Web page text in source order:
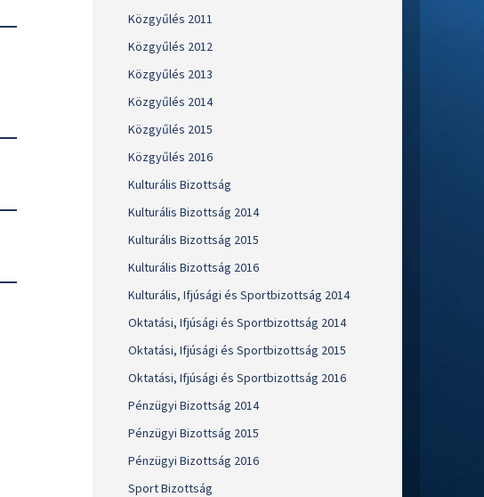
Közgyűlés 2011
Közgyűlés 2012
Közgyűlés 2013
Közgyűlés 2014
Közgyűlés 2015
Közgyűlés 2016
Kulturális Bizottság
Kulturális Bizottság 2014
Kulturális Bizottság 2015
Kulturális Bizottság 2016
Kulturális, Ifjúsági és Sportbizottság 2014
Oktatási, Ifjúsági és Sportbizottság 2014
Oktatási, Ifjúsági és Sportbizottság 2015
Oktatási, Ifjúsági és Sportbizottság 2016
Pénzügyi Bizottság 2014
Pénzügyi Bizottság 2015
Pénzügyi Bizottság 2016
Sport Bizottság